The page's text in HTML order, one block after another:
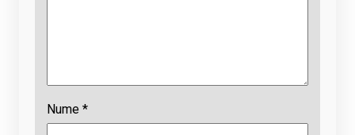
Nume *